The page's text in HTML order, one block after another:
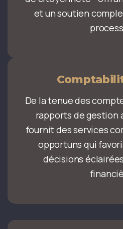
et un soutien
De la tenue des
rapports de gestion
fournit des services
opportuns qui
décisions